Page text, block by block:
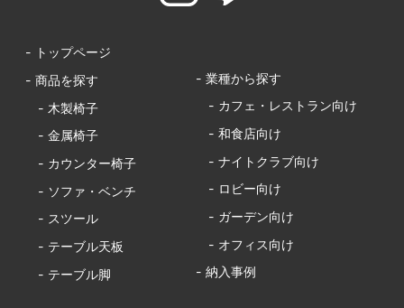
- トップページ
- 商品を探す
- 木製椅子
- 金属椅子
- カウンター椅子
- ソファ・ベンチ
- スツール
- テーブル天板
- テーブル脚
- 業種から探す
- カフェ・レストラン向け
- 和食店向け
- ナイトクラブ向け
- ロビー向け
- ガーデン向け
- オフィス向け
- 納入事例